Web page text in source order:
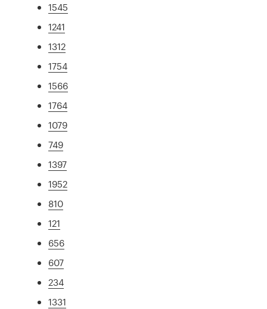
1545
1241
1312
1754
1566
1764
1079
749
1397
1952
810
121
656
607
234
1331